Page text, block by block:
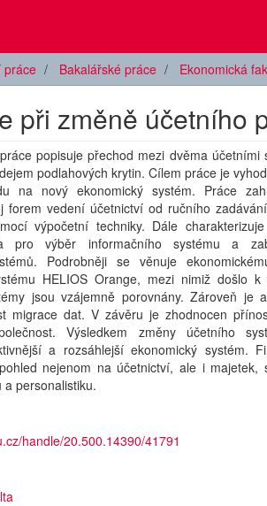
práce Bakalářské práce Ekonomická
při změně účetního
popisuje přechod mezi dvěma účetními
podlahových krytin. Cílem práce je
na nový ekonomický systém. Práce
forem vedení účetnictví od ručního
výpočetní techniky. Dále
pro výběr informačního systému a
Podrobněji se věnuje
HELIOS Orange, mezi nimiž došlo
jsou vzájemně porovnány. Zároveň je
migrace dat. V závěru je zhodnocen
Výsledkem změny účetního
a rozsáhlejší ekonomický systém.
nejenom na účetnictví, ale i majetek,
a personalistiku.
handle/20.500.14390/41791